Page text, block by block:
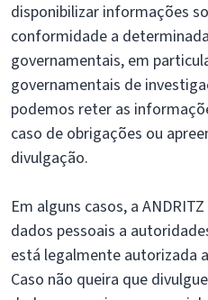
disponibilizar informações
conformidade a
governamentais, em
governamentais de
podemos reter as
caso de obrigações ou
divulgação.
Em alguns casos, a
dados pessoais a
está legalmente autorizada
Caso não queira que